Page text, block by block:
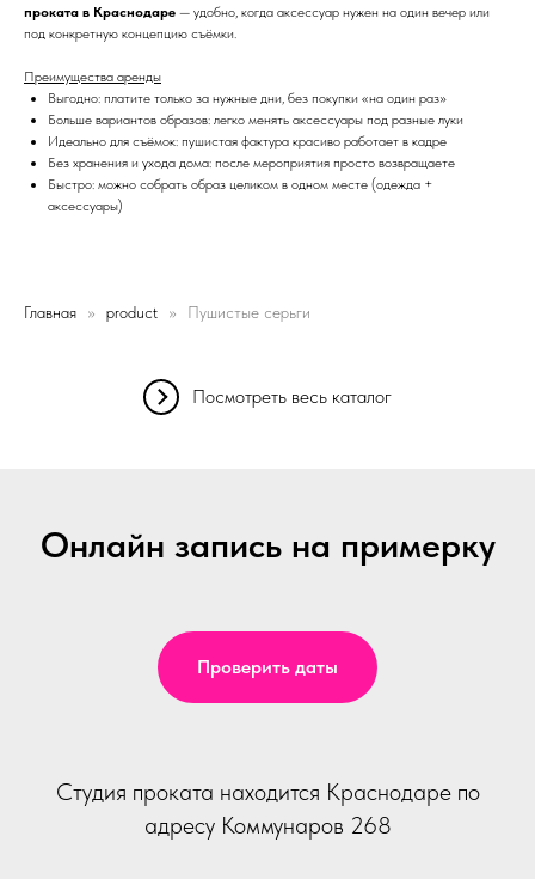
проката в Краснодаре — удобно, когда аксессуар нужен на один вечер или
под конкретную концепцию съёмки.
Преимущества аренды
Выгодно: платите только за нужные дни, без покупки «на один раз»
Больше вариантов образов: легко менять аксессуары под разные луки
Идеально для съёмок: пушистая фактура красиво работает в кадре
Без хранения и ухода дома: после мероприятия просто возвращаете
Быстро: можно собрать образ целиком в одном месте (одежда +
аксессуары)
Главная product Пушистые серьги
Посмотреть весь каталог
Онлайн запись на примерку
Проверить даты
Студия проката находится Краснодаре по
адресу Коммунаров 268